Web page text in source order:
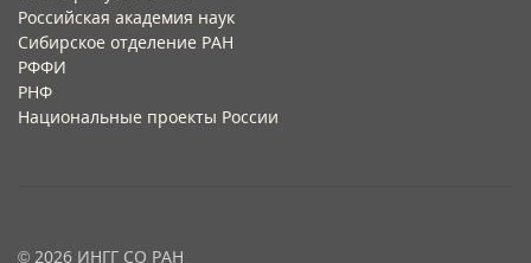
Российская академия наук
Сибирское отделение РАН
РФФИ
РНФ
Национальные проекты России
© 2026 ИНГГ СО РАН